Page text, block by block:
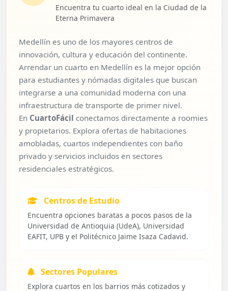
Encuentra tu cuarto ideal en la Ciudad de la
Eterna Primavera
Medellín es uno de los mayores centros de
innovación, cultura y educación del continente.
Arrendar un cuarto en Medellín es la mejor opción
para estudiantes y nómadas digitales que buscan
integrarse a una comunidad moderna con una
infraestructura de transporte de primer nivel.
En CuartoFácil conectamos directamente a roomies
y propietarios. Explora ofertas de habitaciones
amobladas, cuartos independientes con baño
privado y servicios incluidos en sectores
residenciales estratégicos.
Centros de Estudio
Encuentra opciones baratas a pocos pasos de la
Universidad de Antioquia (UdeA), Universidad
EAFIT, UPB y el Politécnico Jaime Isaza Cadavid.
Sectores Populares
Explora cuartos en los barrios más cotizados y